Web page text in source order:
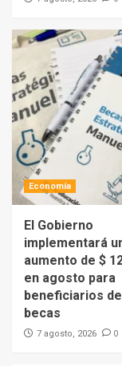
Economía
El Gobierno
implementará
aumento de $
en agosto para
beneficiarios de
becas
7 agosto, 2026 0